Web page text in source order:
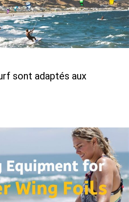
sont adaptés aux